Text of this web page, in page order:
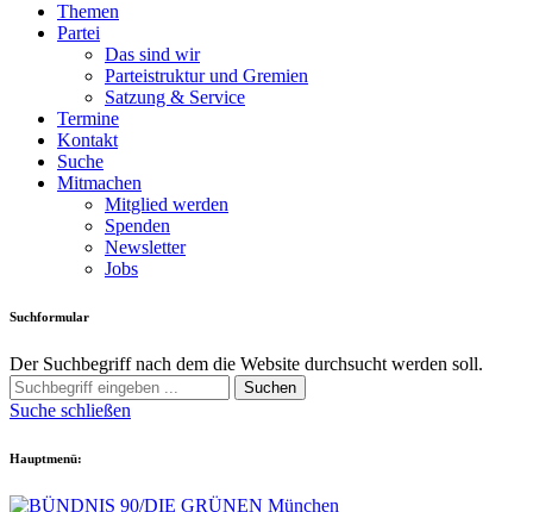
Themen
Partei
Das sind wir
Parteistruktur und Gremien
Satzung & Service
Termine
Kontakt
Suche
Mitmachen
Mitglied werden
Spenden
Newsletter
Jobs
Suchformular
Der Suchbegriff nach dem die Website durchsucht werden soll.
Suchen
Suche schließen
Hauptmenü: